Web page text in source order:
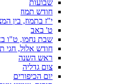
שבועות
חודש תמוז
י"ז בתמוז, בין
ט' באב
שבת נחמו, ט"ו
חודש אלול, חגי
ראש השנה
צום גדליה
יום הכיפורים